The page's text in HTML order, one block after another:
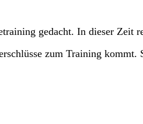
gedacht. In dieser Zeit
zum Training